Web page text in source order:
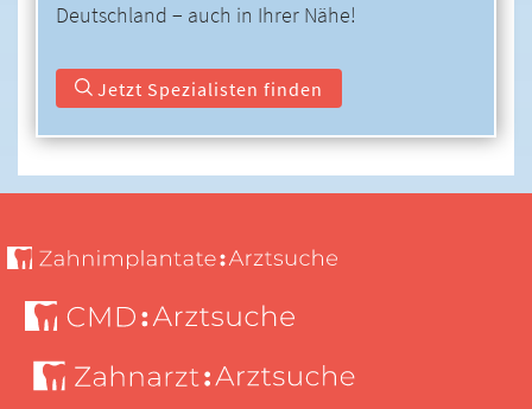
Deutschland − auch in Ihrer Nähe!
Jetzt Spezialisten finden